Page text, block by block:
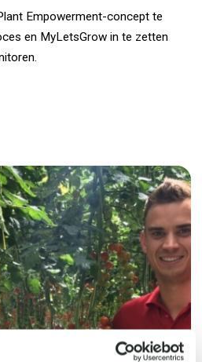
Empowerment-concept te
en MyLetsGrow in te zetten